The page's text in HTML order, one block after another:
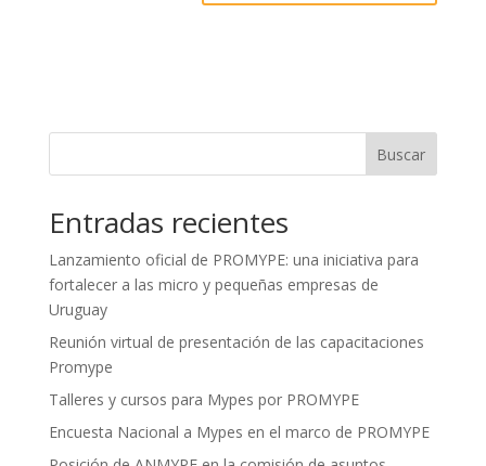
Buscar
Entradas recientes
Lanzamiento oficial de PROMYPE: una iniciativa para
fortalecer a las micro y pequeñas empresas de
Uruguay
Reunión virtual de presentación de las capacitaciones
Promype
Talleres y cursos para Mypes por PROMYPE
Encuesta Nacional a Mypes en el marco de PROMYPE